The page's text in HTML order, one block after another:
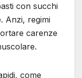
con succhi
Anzi, regimi
carenze
come